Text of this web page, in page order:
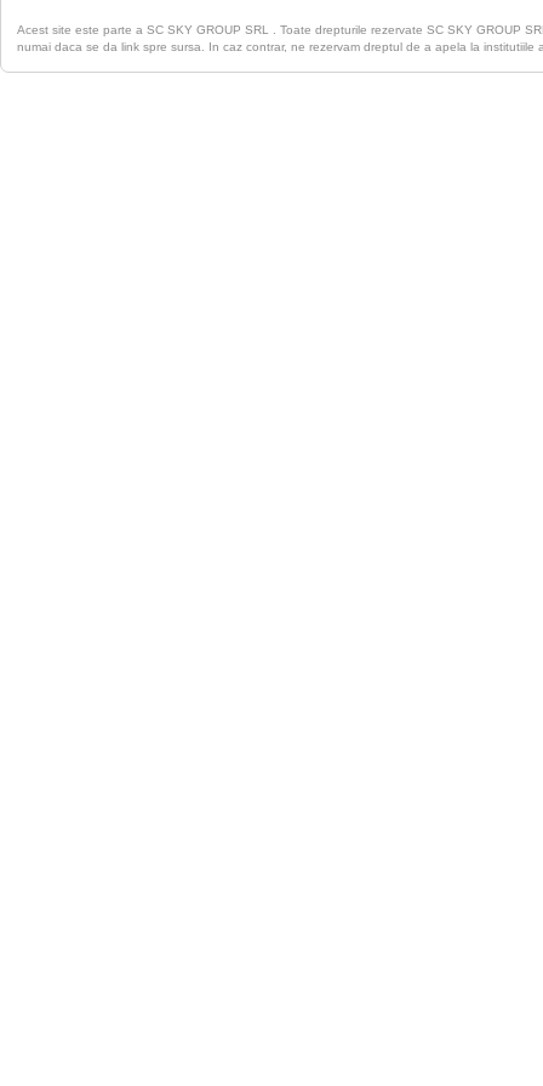
Acest site este parte a SC SKY GROUP SRL . Toate drepturile rezervate SC SKY GROUP
numai daca se da link spre sursa. In caz contrar, ne rezervam dreptul de a apela la institutiile